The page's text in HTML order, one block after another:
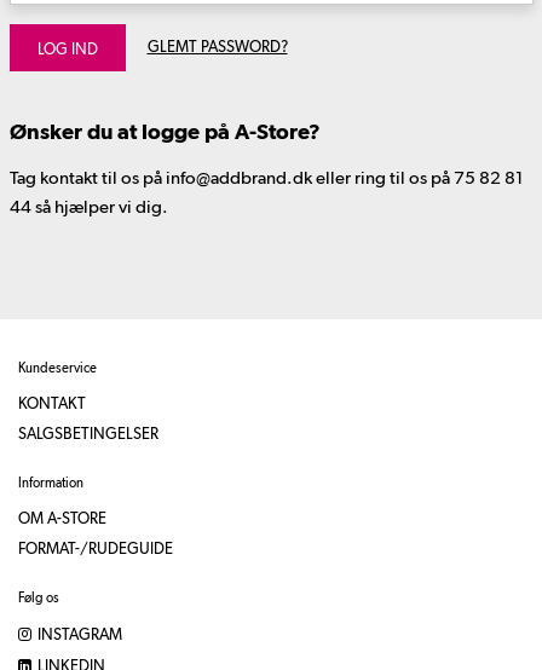
LOG IND GLEMT PASSWORD?
Ønsker du at logge på A-Store?
Tag kontakt til os på info@addbrand.dk eller ring til os på 75 82 81
44 så hjælper vi dig.
Kundeservice
KONTAKT
SALGSBETINGELSER
Information
OM A-STORE
FORMAT-/RUDEGUIDE
Følg os
INSTAGRAM